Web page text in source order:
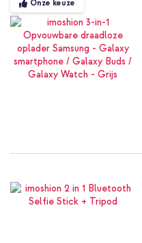
Onze keuze